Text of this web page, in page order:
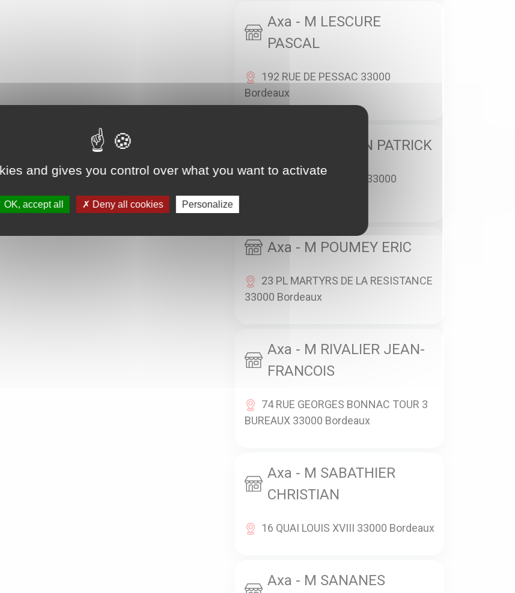
Axa - M LESCURE
PASCAL
192 RUE DE PESSAC 33000
Bordeaux
Axa - M MARTIN PATRICK
17 ALLEE DE TOURNY 33000
Axa - M POUMEY ERIC
23 PL MARTYRS DE LA RESISTANCE
33000 Bordeaux
Axa - M RIVALIER JEAN-
FRANCOIS
74 RUE GEORGES BONNAC TOUR 3
BUREAUX 33000 Bordeaux
Axa - M SABATHIER
CHRISTIAN
16 QUAI LOUIS XVIII 33000 Bordeaux
Axa - M SANANES
and gives you control over what you want to activate
OK, accept all Deny all cookies Personalize